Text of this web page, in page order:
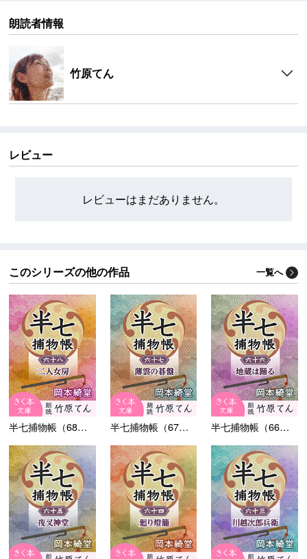
朗読者情報
竹原てん
レビュー
レビューはまだありません。
このシリーズの他の作品 一覧へ
半七捕物帳（68）二人... 半七捕物帳（67）薄雲... 半七捕物帳（66）地蔵...